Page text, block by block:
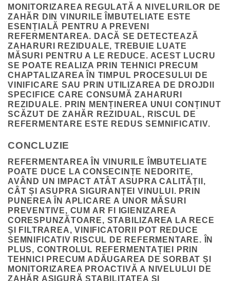
MONITORIZAREA REGULATĂ A NIVELURILOR DE
ZAHĂR DIN VINURILE ÎMBUTELIATE ESTE
ESENȚIALĂ PENTRU A PREVENI
REFERMENTAREA. DACĂ SE DETECTEAZĂ
ZAHARURI REZIDUALE, TREBUIE LUATE
MĂSURI PENTRU A LE REDUCE. ACEST LUCRU
SE POATE REALIZA PRIN TEHNICI PRECUM
CHAPTALIZAREA ÎN TIMPUL PROCESULUI DE
VINIFICARE SAU PRIN UTILIZAREA DE DROJDII
SPECIFICE CARE CONSUMĂ ZAHARURI
REZIDUALE. PRIN MENȚINEREA UNUI CONȚINUT
SCĂZUT DE ZAHĂR REZIDUAL, RISCUL DE
REFERMENTARE ESTE REDUS SEMNIFICATIV.
CONCLUZIE
REFERMENTAREA ÎN VINURILE ÎMBUTELIATE
POATE DUCE LA CONSECINȚE NEDORITE,
AVÂND UN IMPACT ATÂT ASUPRA CALITĂȚII,
CÂT ȘI ASUPRA SIGURANȚEI VINULUI. PRIN
PUNEREA ÎN APLICARE A UNOR MĂSURI
PREVENTIVE, CUM AR FI IGIENIZAREA
CORESPUNZĂTOARE, STABILIZAREA LA RECE
ȘI FILTRAREA, VINIFICATORII POT REDUCE
SEMNIFICATIV RISCUL DE REFERMENTARE. ÎN
PLUS, CONTROLUL REFERMENTAȚIEI PRIN
TEHNICI PRECUM ADĂUGAREA DE SORBAT ȘI
MONITORIZAREA PROACTIVĂ A NIVELULUI DE
ZAHĂR ASIGURĂ STABILITATEA ȘI